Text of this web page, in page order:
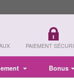
PAIEMENT
Bonus